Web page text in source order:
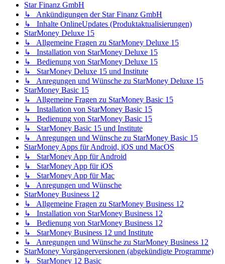
Star Finanz GmbH
↳ Ankündigungen der Star Finanz GmbH
↳ Inhalte OnlineUpdates (Produktaktualisierungen)
StarMoney Deluxe 15
↳ Allgemeine Fragen zu StarMoney Deluxe 15
↳ Installation von StarMoney Deluxe 15
↳ Bedienung von StarMoney Deluxe 15
↳ StarMoney Deluxe 15 und Institute
↳ Anregungen und Wünsche zu StarMoney Deluxe 15
StarMoney Basic 15
↳ Allgemeine Fragen zu StarMoney Basic 15
↳ Installation von StarMoney Basic 15
↳ Bedienung von StarMoney Basic 15
↳ StarMoney Basic 15 und Institute
↳ Anregungen und Wünsche zu StarMoney Basic 15
StarMoney Apps für Android, iOS und MacOS
↳ StarMoney App für Android
↳ StarMoney App für iOS
↳ StarMoney App für Mac
↳ Anregungen und Wünsche
StarMoney Business 12
↳ Allgemeine Fragen zu StarMoney Business 12
↳ Installation von StarMoney Business 12
↳ Bedienung von StarMoney Business 12
↳ StarMoney Business 12 und Institute
↳ Anregungen und Wünsche zu StarMoney Business 12
StarMoney Vorgängerversionen (abgekündigte Programme)
↳ StarMoney 12 Basic